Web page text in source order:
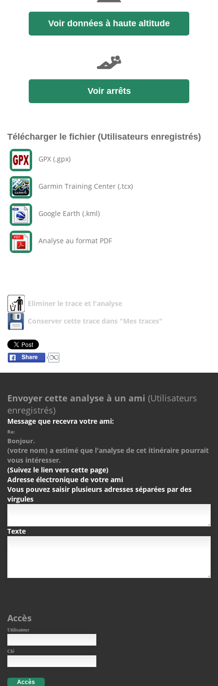
Voir données à haute altitude
Voir arrêts
Télécharger le fichier (Utilisateurs enregistrés)
GPX (.gpx)
Garmin Training Center (.tcx)
Google Earth (.kml)
Analyse au format PDF
Eliminer le trace et l'analyse
Conserver cette trace dans "Mes traces"
Envoyer cette analyse à un ami (Utilisateurs
enregistrés)
Message que recevra votre ami:
Re:
Bonjour.
(votre nom) a estimé que l'analyse de cet itinéraire pourrait
vous intéresser.
(Suivez le lien vers cette page)
Adresse électronique de votre ami
Vous pouvez saisir plusieurs adresses séparées par des
virgules
Texte
Accès
Utilisateur
Clé
Accès